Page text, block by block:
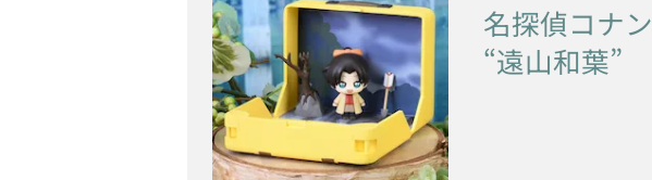
名探偵コナン
“遠山和葉”